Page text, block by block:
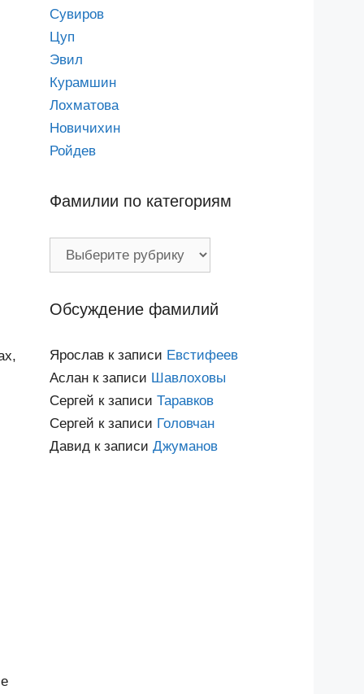
Сувиров
Цуп
Эвил
Курамшин
Лохматова
Новичихин
Ройдев
Фамилии по категориям
Обсуждение фамилий
Ярослав к записи Евстифеев
Аслан к записи Шавлоховы
Сергей к записи Таравков
Сергей к записи Головчан
Давид к записи Джуманов